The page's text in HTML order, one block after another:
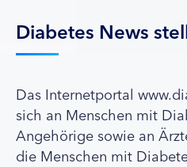
Diabetes News
Das Internetportal
sich an Menschen mit
Angehörige sowie an
die Menschen mit